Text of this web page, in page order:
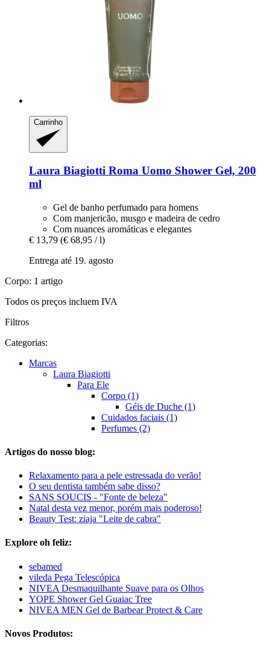
Carrinho
Laura Biagiotti Roma Uomo Shower Gel, 200
ml
Gel de banho perfumado para homens
Com manjericão, musgo e madeira de cedro
Com nuances aromáticas e elegantes
€ 13,79 (€ 68,95 / l)
Entrega até 19. agosto
Corpo: 1 artigo
Todos os preços incluem IVA
Filtros
Categorias:
Marcas
Laura Biagiotti
Para Ele
Corpo (1)
Géis de Duche (1)
Cuidados faciais (1)
Perfumes (2)
Artigos do nosso blog:
Relaxamento para a pele estressada do verão!
O seu dentista também sabe disso?
SANS SOUCIS - "Fonte de beleza"
Natal desta vez menor, porém mais poderoso!
Beauty Test: ziaja "Leite de cabra"
Explore oh feliz:
sebamed
vileda Pega Telescópica
NIVEA Desmaquilhante Suave para os Olhos
YOPE Shower Gel Guaiac Tree
NIVEA MEN Gel de Barbear Protect & Care
Novos Produtos: